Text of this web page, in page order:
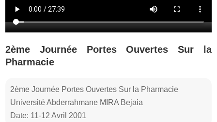
2ème Journée Portes Ouvertes Sur la
Pharmacie
2ème Journée Portes Ouvertes Sur la Pharmacie
Université Abderrahmane MIRA Bejaia
Date: 11-12 Avril 2001